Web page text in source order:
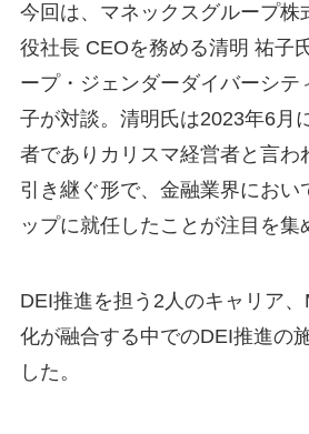
今回は、マネックスグループ株
役社長 CEOを務める清明 祐子
ープ・ジェンダーダイバーシテ
子が対談。清明氏は2023年6月
者でありカリスマ経営者と言わ
引き継ぐ形で、金融業界におい
ップに就任したことが注目を集
DEI推進を担う2人のキャリア
化が融合する中でのDEI推進の
した。